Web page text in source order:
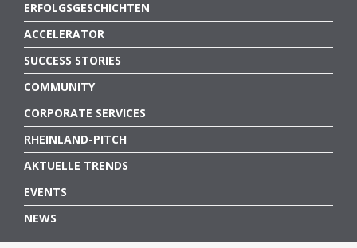
ERFOLGSGESCHICHTEN
ACCELERATOR
SUCCESS STORIES
COMMUNITY
CORPORATE SERVICES
RHEINLAND-PITCH
AKTUELLE TRENDS
EVENTS
NEWS